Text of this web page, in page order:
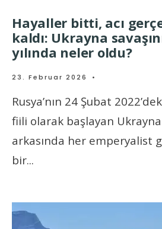
Hayaller bitti, acı
kaldı: Ukrayna
yılında neler oldu?
23. Februar 2026 •
Rusya’nın 24 Şubat
fiili olarak başlayan Ukrayna
arkasında her emperyalist
bir...